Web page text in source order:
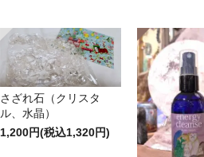
さざれ石（クリスタ
ル、水晶）
1,200円(税込1,320円)